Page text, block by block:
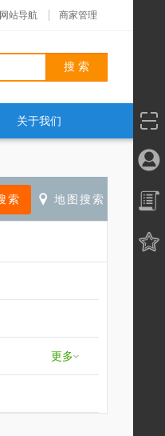
网站导航 商家管理
关于我们
更多